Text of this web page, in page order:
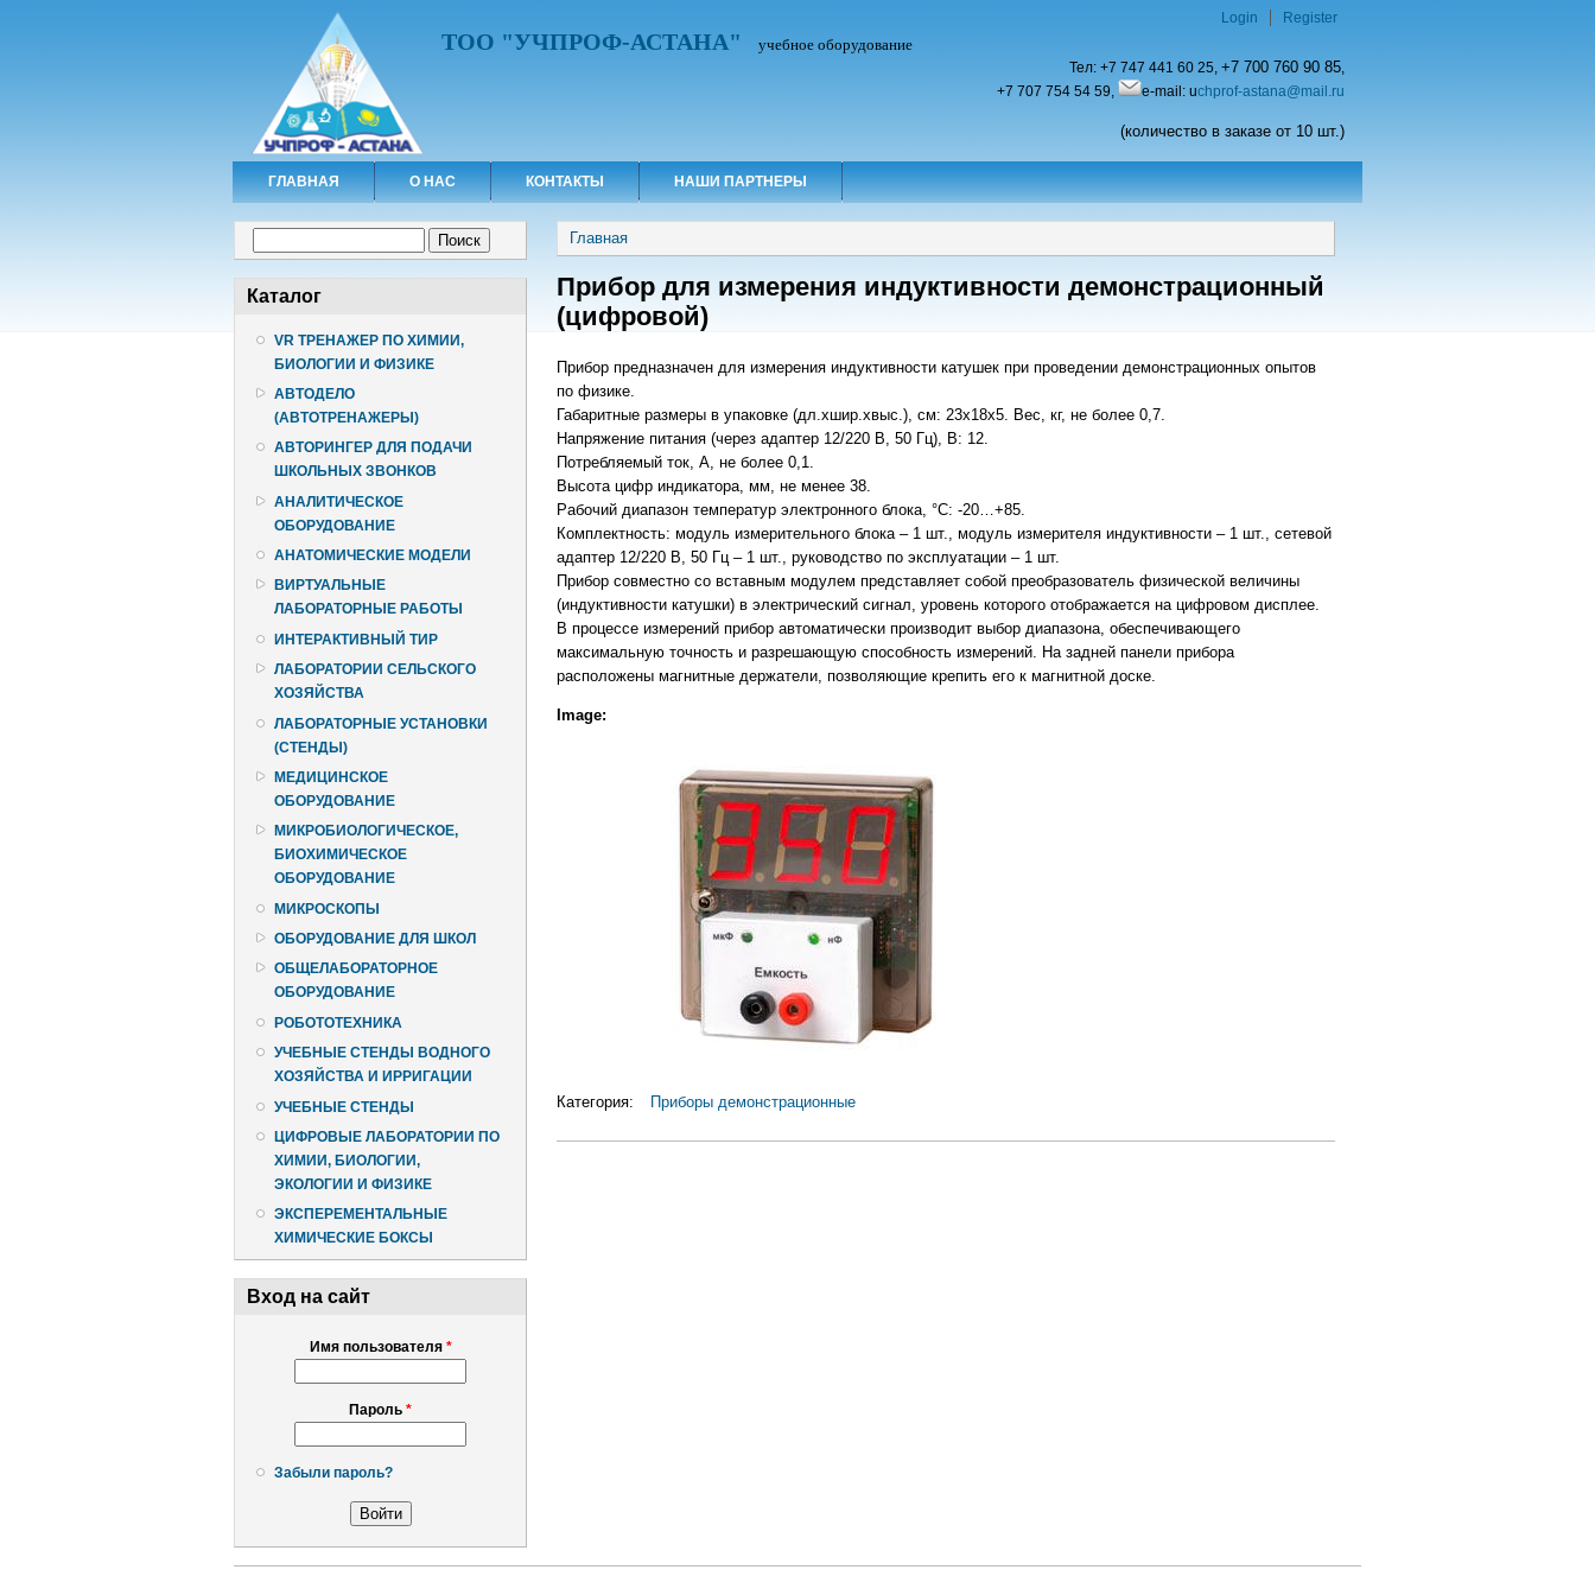
ТОО "УЧПРОФ-АСТАНА" учебное оборудование
Тел: +7 747 441 60 25, +7 700 760 90 85,
+7 707 754 54 59,
e-mail: uchprof-astana@mail.ru
(количество в заказе от 10 шт.)
Login Register
ГЛАВНАЯ О НАС КОНТАКТЫ НАШИ ПАРТНЕРЫ
Каталог
VR ТРЕНАЖЕР ПО ХИМИИ,
БИОЛОГИИ И ФИЗИКЕ
АВТОДЕЛО
(АВТОТРЕНАЖЕРЫ)
АВТОРИНГЕР ДЛЯ ПОДАЧИ
ШКОЛЬНЫХ ЗВОНКОВ
АНАЛИТИЧЕСКОЕ
ОБОРУДОВАНИЕ
АНАТОМИЧЕСКИЕ МОДЕЛИ
ВИРТУАЛЬНЫЕ
ЛАБОРАТОРНЫЕ РАБОТЫ
ИНТЕРАКТИВНЫЙ ТИР
ЛАБОРАТОРИИ СЕЛЬСКОГО
ХОЗЯЙСТВА
ЛАБОРАТОРНЫЕ УСТАНОВКИ
(СТЕНДЫ)
МЕДИЦИНСКОЕ
ОБОРУДОВАНИЕ
МИКРОБИОЛОГИЧЕСКОЕ,
БИОХИМИЧЕСКОЕ
ОБОРУДОВАНИЕ
МИКРОСКОПЫ
ОБОРУДОВАНИЕ ДЛЯ ШКОЛ
ОБЩЕЛАБОРАТОРНОЕ
ОБОРУДОВАНИЕ
РОБОТОТЕХНИКА
УЧЕБНЫЕ СТЕНДЫ ВОДНОГО
ХОЗЯЙСТВА И ИРРИГАЦИИ
УЧЕБНЫЕ СТЕНДЫ
ЦИФРОВЫЕ ЛАБОРАТОРИИ ПО
ХИМИИ, БИОЛОГИИ,
ЭКОЛОГИИ И ФИЗИКЕ
ЭКСПЕРЕМЕНТАЛЬНЫЕ
ХИМИЧЕСКИЕ БОКСЫ
Вход на сайт
Имя пользователя *
Пароль *
Забыли пароль?
Вы здесь
Главная
Прибор для измерения индуктивности демонстрационный
(цифровой)
Прибор предназначен для измерения индуктивности катушек при проведении демонстрационных опытов
по физике.
Габаритные размеры в упаковке (дл.хшир.хвыс.), см: 23х18х5. Вес, кг, не более 0,7.
Напряжение питания (через адаптер 12/220 В, 50 Гц), В: 12.
Потребляемый ток, А, не более 0,1.
Высота цифр индикатора, мм, не менее 38.
Рабочий диапазон температур электронного блока, °С: -20…+85.
Комплектность: модуль измерительного блока – 1 шт., модуль измерителя индуктивности – 1 шт., сетевой
адаптер 12/220 В, 50 Гц – 1 шт., руководство по эксплуатации – 1 шт.
Прибор совместно со вставным модулем представляет собой преобразователь физической величины
(индуктивности катушки) в электрический сигнал, уровень которого отображается на цифровом дисплее.
В процессе измерений прибор автоматически производит выбор диапазона, обеспечивающего
максимальную точность и разрешающую способность измерений. На задней панели прибора
расположены магнитные держатели, позволяющие крепить его к магнитной доске.
Image:
Категория: Приборы демонстрационные